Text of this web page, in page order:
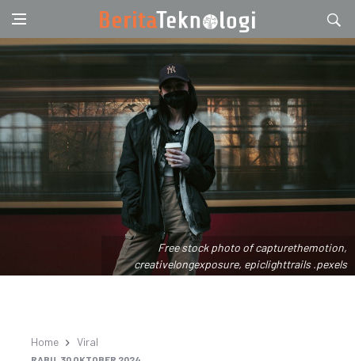
Free stock photo of capturethemotion,
creativelongexposure, epiclighttrails .pexels
Home Viral